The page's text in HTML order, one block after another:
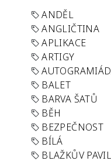
ANDĚL
ANGLIČTINA
APLIKACE
ARTIGY
BALET
BARVA ŠATŮ
BĚH
BEZPEČNOST
BÍLÁ
BLAŽKŮV